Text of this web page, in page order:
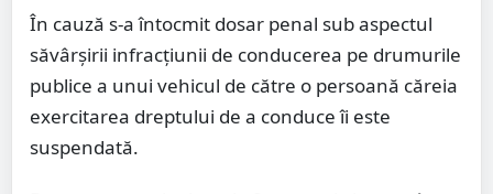
În cauză s-a întocmit dosar penal sub aspectul
săvârșirii infracțiunii de conducerea pe drumurile
publice a unui vehicul de către o persoană căreia
exercitarea dreptului de a conduce îi este
suspendată.